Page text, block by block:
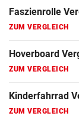
Faszienrolle
ZUM VERGLEICH
Hoverboard
ZUM VERGLEICH
Kinderfahrrad
ZUM VERGLEICH